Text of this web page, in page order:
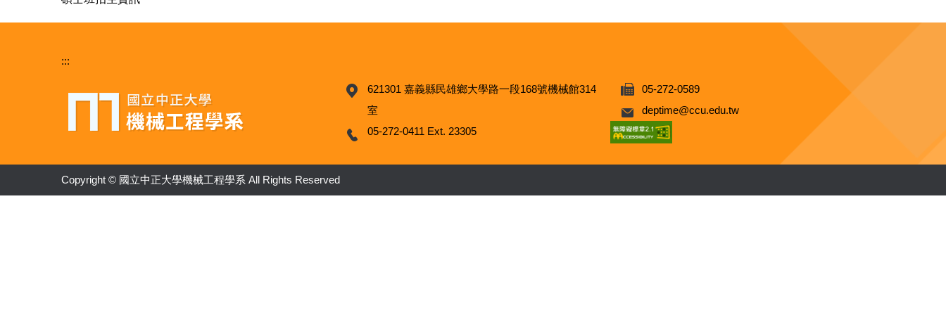
:::
621301 嘉義縣民雄鄉大學路一段168號機械館314
室
05-272-0411 Ext. 23305
05-272-0589
deptime@ccu.edu.tw
Copyright © 國立中正大學機械工程學系 All Rights Reserved